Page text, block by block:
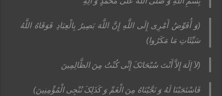
(وَ أُفَوِّضُ أَمْرِی إِلَى اللَّهِ إِنَّ اللَّهَ بَصِیرٌ بِالْعِبَادِ فَوَقَاهُ اللَّهُ
سَیِّئَاتِ مَا مَکَرُوا)
(لاَ إِلَهَ إِلاَّ أَنْتَ سُبْحَانَکَ إِنِّی کُنْتُ مِنَ الظَّالِمِینَ‏
فَاسْتَجَبْنَا لَهُ وَ نَجَّیْنَاهُ مِنَ الْغَمِّ وَ کَذَلِکَ نُنْجِی الْمُؤْمِنِینَ‏)